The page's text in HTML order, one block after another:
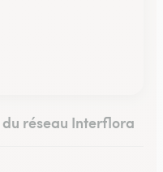
réseau Interflora